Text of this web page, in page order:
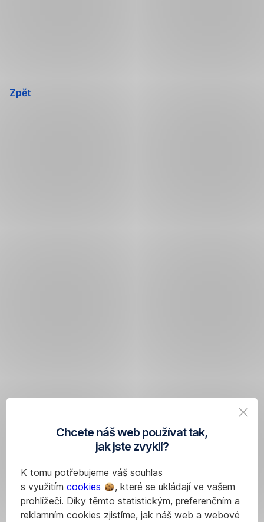
Chcete náš web používat tak,
jak jste zvyklí?
K tomu potřebujeme váš souhlas
s využitím cookies
, které se ukládají ve vašem
prohlížeči. Díky těmto statistickým, preferenčním a
reklamním cookies zjistíme, jak náš web a webové
Zpět